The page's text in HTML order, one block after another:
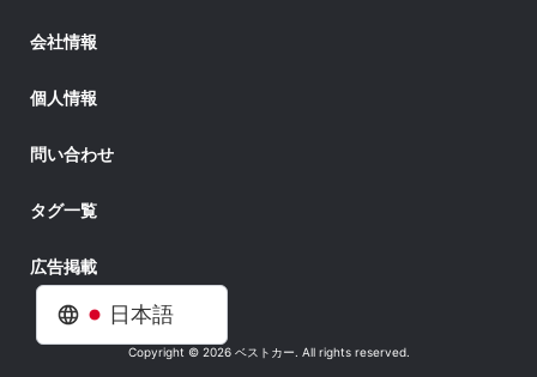
日本語
会社情報
個人情報
問い合わせ
タグ一覧
広告掲載
Copyright © 2026 ベストカー. All rights reserved.